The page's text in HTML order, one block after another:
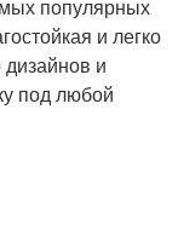
популярных
и легко
и
под любой